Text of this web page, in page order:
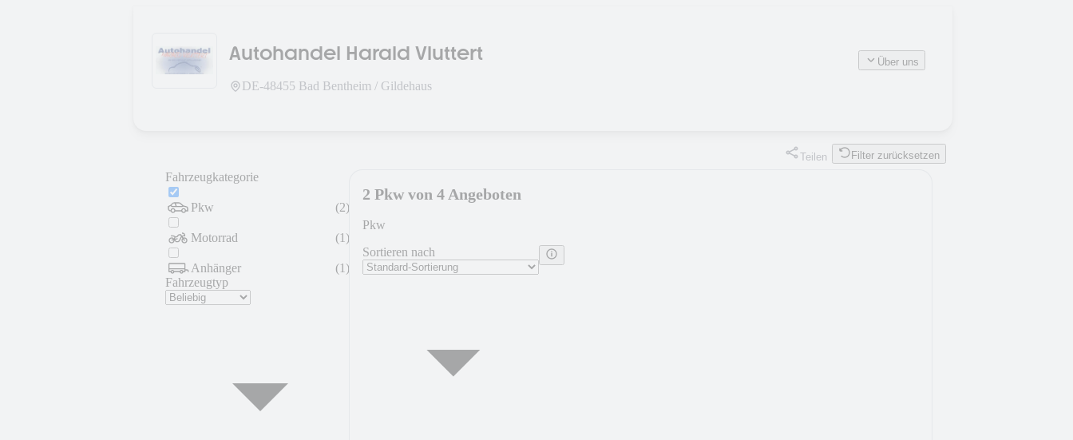
Autohandel Harald Vluttert
DE-48455 Bad Bentheim / Gildehaus
Über uns
Teilen Filter zurücksetzen
Fahrzeugkategorie
Pkw (2)
Motorrad (1)
Anhänger (1)
Fahrzeugtyp
2 Pkw von 4 Angeboten
Pkw
Sortieren nach